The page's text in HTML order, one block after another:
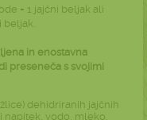
= 1 jajčni beljak ali
beljak.
in enostavna
preseneča s svojimi
dehidriranih jajčnih
napitek, vodo, mleko,